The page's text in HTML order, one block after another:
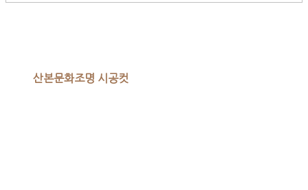
산본문화조명 시공컷